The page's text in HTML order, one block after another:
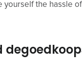
yourself the hassle